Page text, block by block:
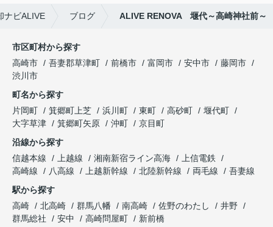
ナビALIVE ブログ ALIVE RENOVA 堰代～高崎神社前～
市区町村から探す
高崎市
吾妻郡草津町 前橋市 富岡市 安中市
藤岡市
渋川市
町名から探す
片岡町
箕郷町上芝 浜川町 東町 高砂町
堰代町
大字草津
箕郷町矢原 沖町
京目町
沿線から探す
信越本線
上越線 湘南新宿ライン高海
上信電鉄
高崎線
八高線 上越新幹線 北陸新幹線 両毛線
吾妻線
駅から探す
高崎
北高崎 群馬八幡 南高崎 佐野のわたし
井野
群馬総社
安中 高崎問屋町 新前橋